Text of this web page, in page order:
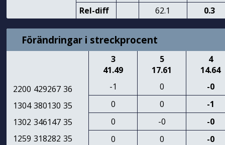
Rel-diff
62.1 0.3
Förändringar i streckprocent
2200 429267 36
1304 380130 35
1302 346147 35
1259 318282 35
3
41.49
5
17.61
4
14.64
-1
0
-0
0
0
-1
0
-0
-0
0
0
-0